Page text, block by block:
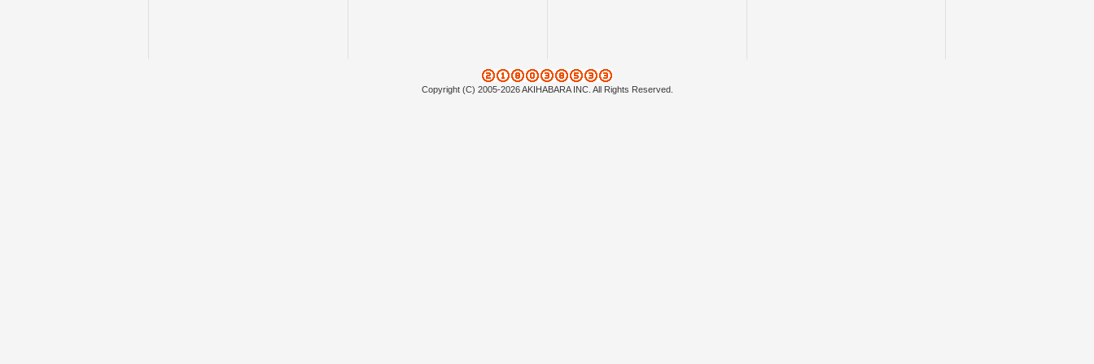
Copyright (C) 2005-2026 AKIHABARA INC. All Rights Reserved.